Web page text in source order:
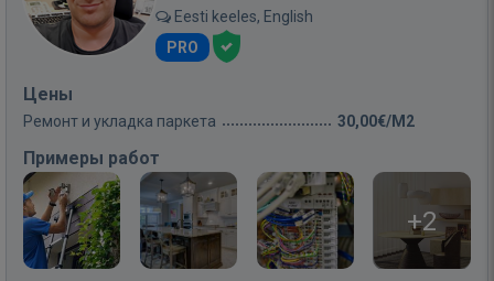
Eesti keeles, English
PRO
Цены
Ремонт и укладка паркета 30,00€/M2
Примеры работ
+2